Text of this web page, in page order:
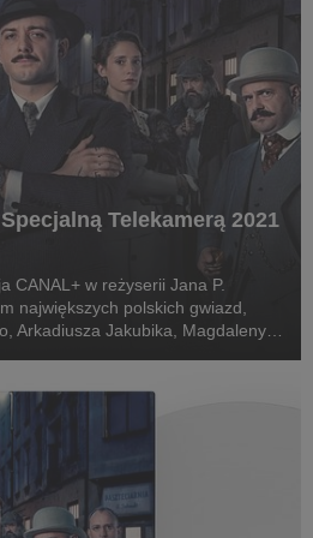
Telekamerą 2021
CANAL+ w reżyserii Jana P.
największych polskich gwiazd,
Arkadiusza Jakubika, Magdaleny